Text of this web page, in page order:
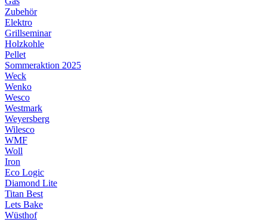
Zubehör
Elektro
Grillseminar
Holzkohle
Pellet
Sommeraktion 2025
Weck
Wenko
Wesco
Westmark
Weyersberg
Wilesco
WMF
Woll
Iron
Eco Logic
Diamond Lite
Titan Best
Lets Bake
Wüsthof